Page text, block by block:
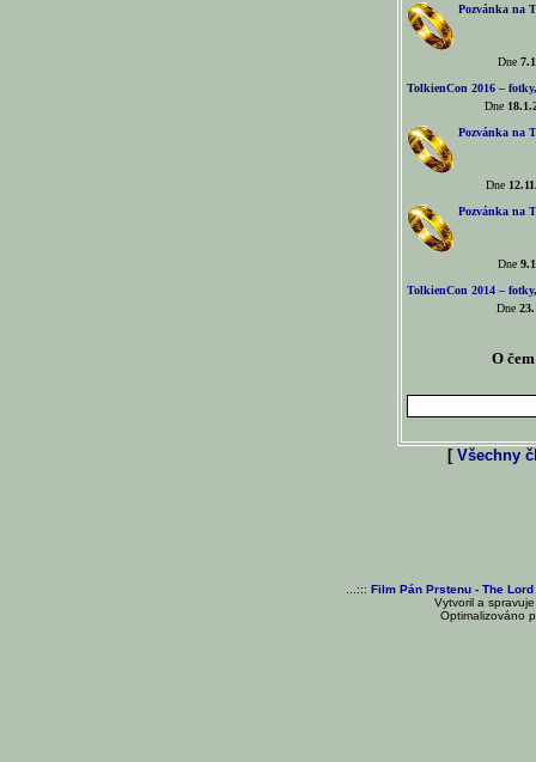
Pozvánka na
Dne
TolkienCon 2016 –
Dne
Pozvánka na
Dne
Pozvánka na
Dne
TolkienCon 2014 –
Dne
O
[ Všechny
...::: Film Pán Prstenu - The
Vytvoril a
Optimalizováno